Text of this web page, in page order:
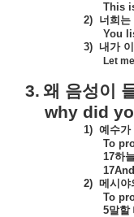
This
2) 너희는
You
3) 내가
Let
3. 왜 음성이
why did
1) 예수가
To
17하
2) 메시야
To
5말할